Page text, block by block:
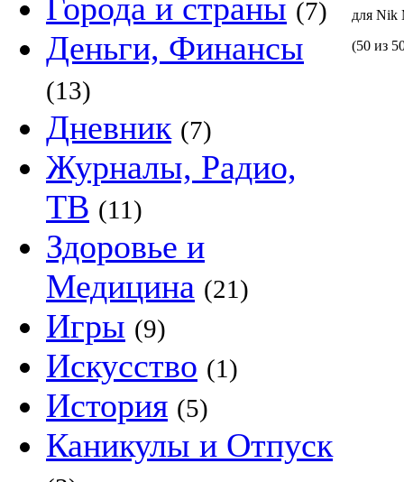
Города и страны (7)
Деньги, Финансы
(13)
Дневник (7)
Журналы, Радио,
ТВ (11)
Здоровье и
Медицина (21)
Игры (9)
Искусство (1)
История (5)
Каникулы и Отпуск
для Nik
(50 из